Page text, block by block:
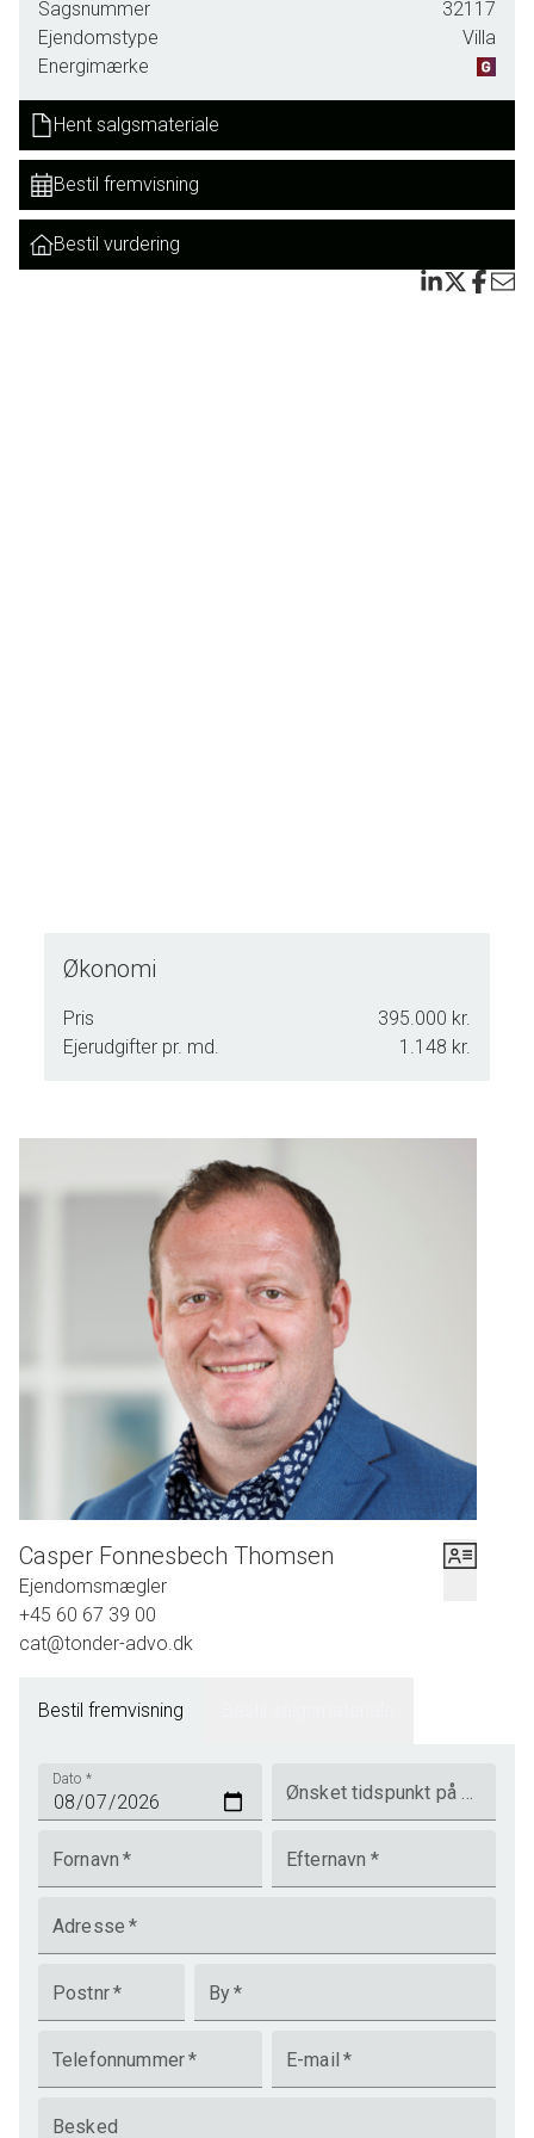
den hyggelige by Højer.
Boligen er praktisk indrettet med entré/opgang, spisestue,
to stuer, to badeværelse, tre værelser samt et bryggers.
Planløsningen giver gode muligheder for både familieliv og
fleksibel anvendelse.
Ejendommen er opført i 1900 og har anvendt til beboelse
for sælger, og tidligere dennes forældre. For at fremstå
tidssvarende vil boligen kræve en vis opdatering, men
standen er overordnet acceptabel – her er mulighed for at
Sagsnummer
32117
Ejendomstype
Villa
Energimærke
Hent salgsmateriale
Bestil fremvisning
Bestil vurdering
Økonomi
Pris
395.000 kr.
Ejerudgifter pr. md.
1.148 kr.
Casper Fonnesbech Thomsen
Ejendomsmægler
+45 60 67 39 00
cat@tonder-advo.dk
Bestil fremvisning
Dato *
Ønsket tidspunkt på dagen
Fornavn * Efternavn *
Adresse *
Postnr* By*
Telefonnummer* E-mail *
Besked